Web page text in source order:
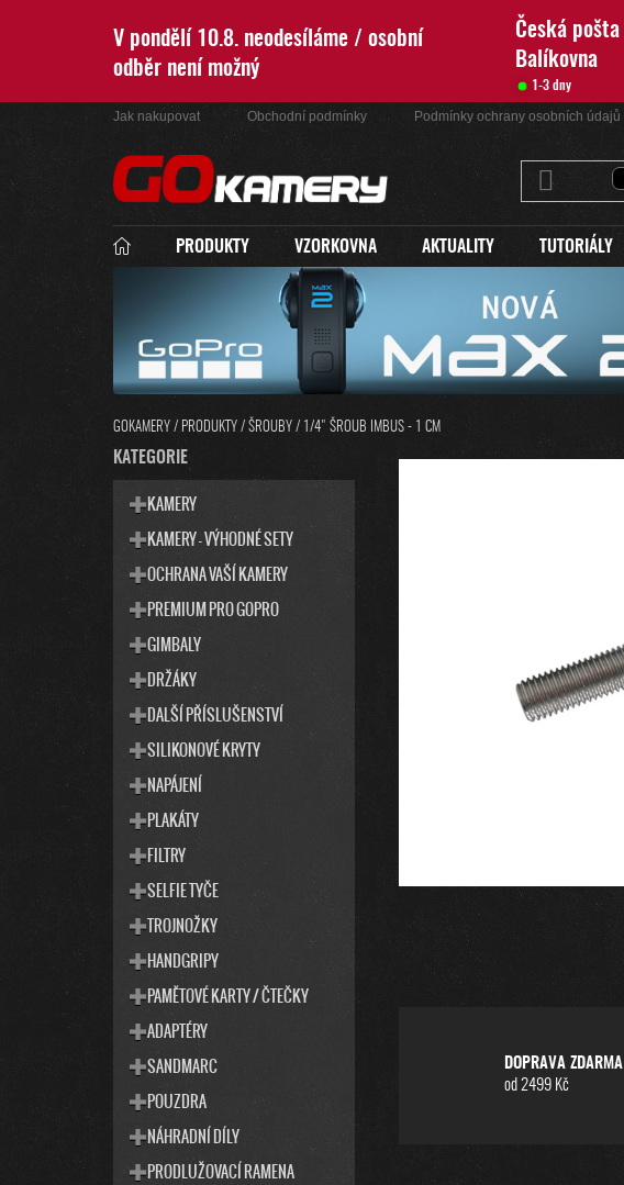
V pondělí 10.8. neodesíláme / osobní
odběr není možný
Česká pošta
Balíkovna
1-3 dny
Jak nakupovat Obchodní podmínky Podmínky ochrany osobních údajů
PRODUKTY VZORKOVNA AKTUALITY TUTORIÁLY
GOKAMERY / PRODUKTY / ŠROUBY / 1/4" ŠROUB IMBUS - 1 CM
P
O
PŘESKOČIT
KATEGORIE
K
A
KATEGORIE
KAMERY
KAMERY - VÝHODNÉ SETY
OCHRANA VAŠÍ KAMERY
PREMIUM PRO GOPRO
GIMBALY
DRŽÁKY
DALŠÍ PŘÍSLUŠENSTVÍ
SILIKONOVÉ KRYTY
NAPÁJENÍ
PLAKÁTY
FILTRY
SELFIE TYČE
TROJNOŽKY
HANDGRIPY
PAMĚTOVÉ KARTY / ČTEČKY
ADAPTÉRY
SANDMARC
POUZDRA
NÁHRADNÍ DÍLY
PRODLUŽOVACÍ RAMENA
DOPRAVA ZDARMA
od 2499 Kč